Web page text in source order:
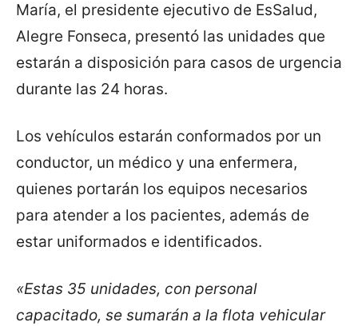
María, el presidente ejecutivo de EsSalud,
Alegre Fonseca, presentó las unidades que
estarán a disposición para casos de urgencia
durante las 24 horas.
Los vehículos estarán conformados por un
conductor, un médico y una enfermera,
quienes portarán los equipos necesarios
para atender a los pacientes, además de
estar uniformados e identificados.
«Estas 35 unidades, con personal
capacitado, se sumarán a la flota vehicular